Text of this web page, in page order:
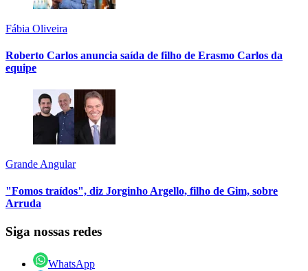
Fábia Oliveira
Roberto Carlos anuncia saída de filho de Erasmo Carlos da
equipe
Grande Angular
"Fomos traídos", diz Jorginho Argello, filho de Gim, sobre
Arruda
Siga nossas redes
WhatsApp